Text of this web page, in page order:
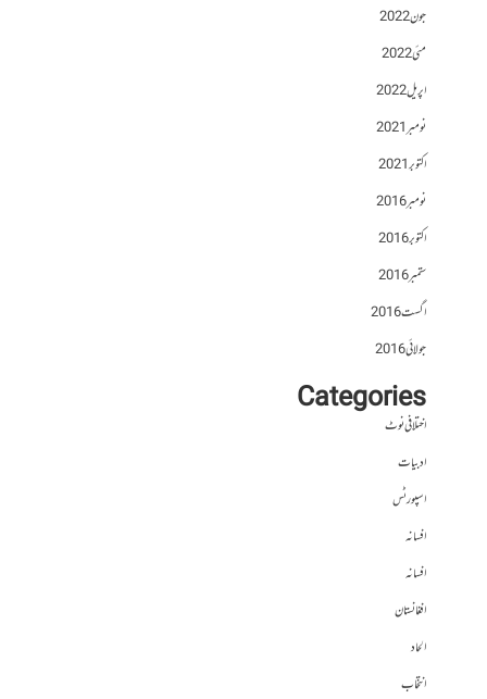
جون 2022
مئی 2022
اپریل 2022
نومبر 2021
اکتوبر 2021
نومبر 2016
اکتوبر 2016
ستمبر 2016
اگست 2016
جولائی 2016
Categories
اختلافی نوٹ
ادبیات
اسپورٹس
افسانہ
افسانہ
افغانستان
الحاد
انتخاب